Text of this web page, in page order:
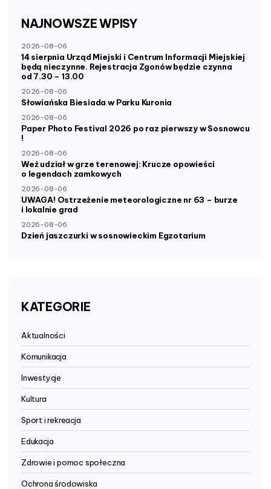
NAJNOWSZEWPISY
2026-08-06
14 sierpnia Urząd Miejski i Centrum Informacji Miejskiej
będą nieczynne. Rejestracja Zgonów będzie czynna
od 7.30 – 13.00
2026-08-06
Słowiańska Biesiada w Parku Kuronia
2026-08-06
Paper Photo Festival 2026 po raz pierwszy w Sosnowcu
!
2026-08-06
Weź udział w grze terenowej: Krucze opowieści
o legendach zamkowych
2026-08-06
UWAGA! Ostrzeżenie meteorologiczne nr 63 – burze
i lokalnie grad
2026-08-06
Dzień jaszczurki w sosnowieckim Egzotarium
KATEGORIE
Aktualności
Komunikacja
Inwestycje
Kultura
Sport i rekreacja
Edukacja
Zdrowie i pomoc społeczna
Ochrona środowiska